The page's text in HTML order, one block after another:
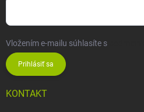
Vložením e-mailu súhlasíte s
Prihlásiť sa
KONTAKT